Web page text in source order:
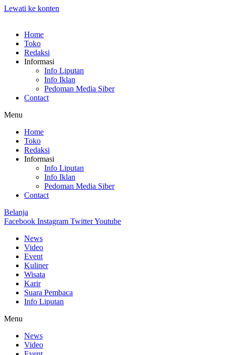
Lewati ke konten
Home
Toko
Redaksi
Informasi
Info Liputan
Info Iklan
Pedoman Media Siber
Contact
Menu
Home
Toko
Redaksi
Informasi
Info Liputan
Info Iklan
Pedoman Media Siber
Contact
Belanja
Facebook Instagram TwitterYoutube
News
Video
Event
Kuliner
Wisata
Karir
Suara Pembaca
Info Liputan
Menu
News
Video